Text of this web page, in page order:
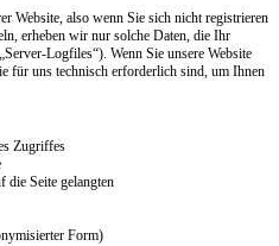
Website, also wenn Sie sich nicht registrieren
erheben wir nur solche Daten, die Ihr
Logfiles“). Wenn Sie unsere Website
für uns technisch erforderlich sind, um Ihnen
Zugriffes
die Seite gelangten
Form)